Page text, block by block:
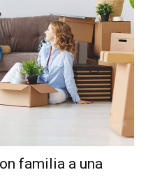
familia a una